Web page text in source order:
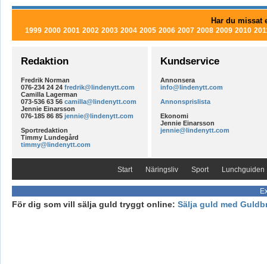
Har du missat
1999 2000 2001 2002 2003 2004 2005 2006 2007 2008 2009 2010
Redaktion
Fredrik Norman
076-234 24 24 fredrik@lindenytt.com
Camilla Lagerman
073-536 63 56 camilla@lindenytt.com
Jennie Einarsson
076-185 86 85 jennie@lindenytt.com
Sportredaktion
Timmy Lundegård
timmy@lindenytt.com
Kundservice
Annonsera
info@lindenytt.com
Annonsprislista
Ekonomi
Jennie Einarsson
jennie@lindenytt.com
Start Näringsliv Sport Lunchguiden
För dig som vill sälja guld tryggt online: Sälja guld med